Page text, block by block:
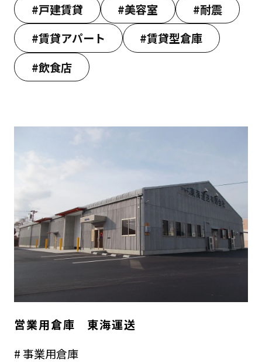
#戸建賃貸
#美容室
#耐震
#賃貸アパート
#賃貸型倉庫
#飲食店
営業用倉庫 東海運送
# 事業用倉庫